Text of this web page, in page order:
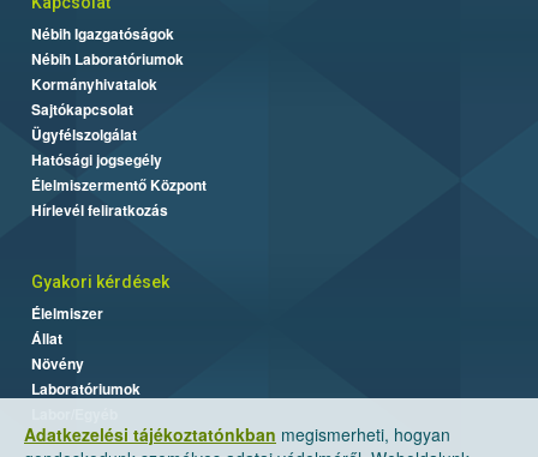
Adatkezelési tájékoztatónkban megismerheti, hogyan
Nébih Igazgatóságok
Nébih Laboratóriumok
Kormányhivatalok
Sajtókapcsolat
Ügyfélszolgálat
Hatósági jogsegély
Élelmiszermentő Központ
Hírlevél feliratkozás
Gyakori kérdések
Élelmiszer
Állat
Növény
Laboratóriumok